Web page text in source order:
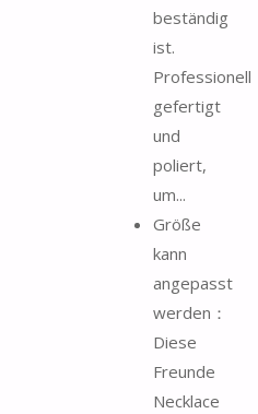
beständig
ist.
Professionell
gefertigt
und
poliert,
um...
Größe
kann
angepasst
werden：
Diese
Freunde
Necklace